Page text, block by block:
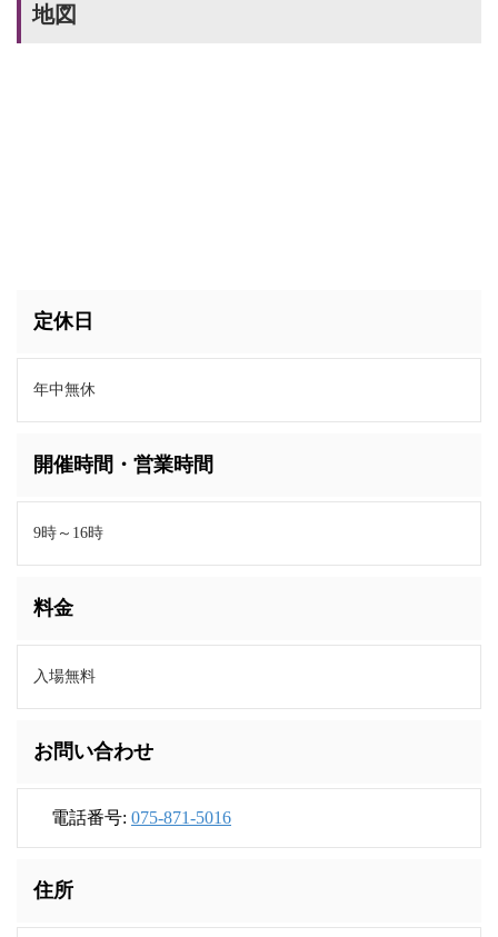
地図
定休日
年中無休
開催時間・営業時間
9時～16時
料金
入場無料
お問い合わせ
電話番号: 075-871-5016
住所